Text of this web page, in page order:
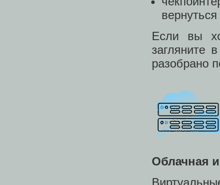
Если вы
загляните
разобрано
Облачная